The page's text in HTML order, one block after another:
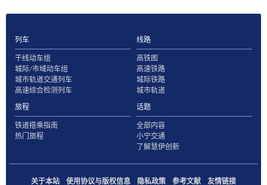
列车
干线动车组
城际/市域动车组
城市轨道交通列车
高速综合检测列车
线路
高铁图
高速铁路
城际铁路
城市轨道
旅程
铁道搭乘指南
热门旅程
话题
全部内容
小宁交通
了解慧伊创新
关于本站 使用协议与版权信息 隐私政策 参考文献 友情链接